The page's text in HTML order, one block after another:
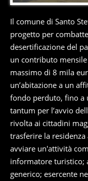
Il comune di Santo
progetto per
desertificazione del
un contributo
massimo di 8 mila
un’abitazione a un
fondo perduto, fino a
tantum per l’avvio
rivolta ai cittadini
trasferire la residenza
avviare un'attività
informatore turistico;
generico; esercente